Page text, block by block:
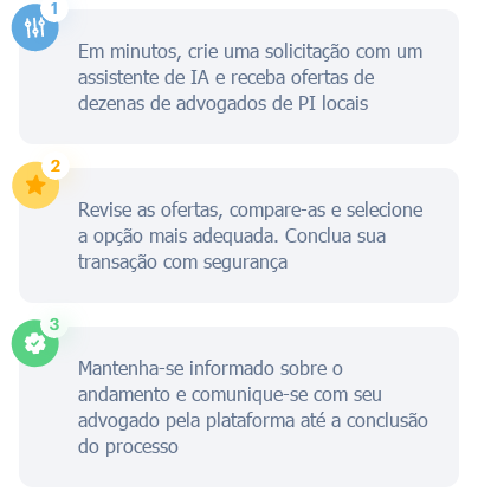
Em minutos, crie uma solicitação com um
assistente de IA e receba ofertas de
dezenas de advogados de PI locais
Revise as ofertas, compare-as e selecione
a opção mais adequada. Conclua sua
transação com segurança
Mantenha-se informado sobre o
andamento e comunique-se com seu
advogado pela plataforma até a conclusão
do processo